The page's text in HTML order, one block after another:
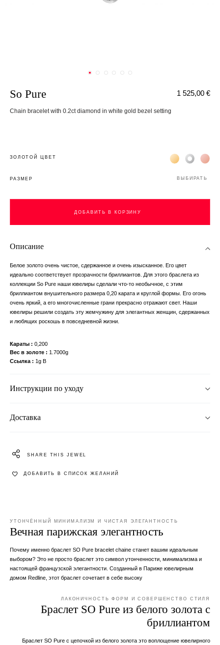
So Pure
Chain bracelet with 0.2ct diamond in white gold bezel setting
1 525,00 €
ЗОЛОТОЙ ЦВЕТ Жёлтое золото
Белое
РАЗМЕР ВЫБИРАТЬ
ДОБАВИТЬ В КОРЗИНУ
Описание
Белое золото очень чистое, сдержанное и очень изысканное. Его цвет
идеально соответствует прозрачности бриллиантов. Для этого браслета из
коллекции So Pure наши ювелиры сделали что-то необычное, с этим
бриллиантом внушительного размера 0,20 карата и круглой формы. Его огонь
очень яркий, а его многочисленные грани прекрасно отражают свет. Наши
ювелиры решили создать эту жемчужину для элегантных женщин, сдержанных
и любящих роскошь в повседневной жизни.
Караты
0,200
Вес в золоте
1.7000g
Ссылка
1g B
Инструкции по уходу
Доставка
SHARE THIS JEWEL
ДОБАВИТЬ В СПИСОК ЖЕЛАНИЙ
УТОНЧЁННЫЙ МИНИМАЛИЗМ И ЧИСТАЯ ЭЛЕГАНТНОСТЬ
Вечная парижская элегантность
Почему именно браслет SO Pure bracelet chaine станет вашим идеальным
выбором? Это не просто браслет это символ утонченности, минимализма и
настоящей французской элегантности. Созданный в Париже ювелирным
домом Redline, этот браслет сочетает в себе высоку
ЛАКОНИЧНОСТЬ ФОРМ И СОВЕРШЕНСТВО СТИЛЯ
Браслет SO Pure из белого золота с
бриллиантом
Браслет SO Pure с цепочкой из белого золота это воплощение ювелирного